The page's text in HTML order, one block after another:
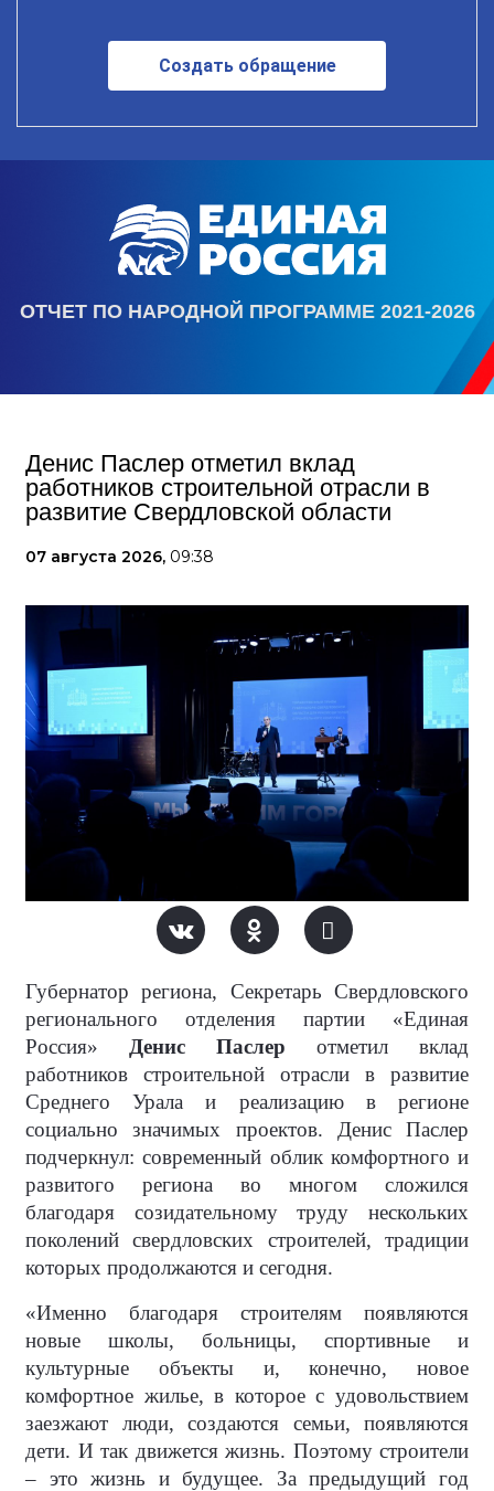
Создать обращение
ОТЧЕТ ПО НАРОДНОЙ ПРОГРАММЕ 2021-2026
Денис Паслер отметил вклад
работников строительной отрасли в
развитие Свердловской области
07 августа 2026, 09:38
Губернатор региона, Секретарь Свердловского
регионального отделения партии «Единая
Россия» Денис Паслер отметил вклад
работников строительной отрасли в развитие
Среднего Урала и реализацию в регионе
социально значимых проектов. Денис Паслер
подчеркнул: современный облик комфортного и
развитого региона во многом сложился
благодаря созидательному труду нескольких
поколений свердловских строителей, традиции
которых продолжаются и сегодня.
«Именно благодаря строителям появляются
новые школы, больницы, спортивные и
культурные объекты и, конечно, новое
комфортное жилье, в которое с удовольствием
заезжают люди, создаются семьи, появляются
дети. И так движется жизнь. Поэтому строители
– это жизнь и будущее. За предыдущий год